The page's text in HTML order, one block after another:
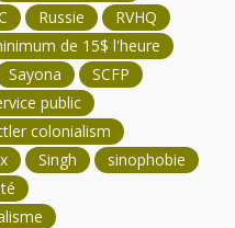
Russie
RVHQ
de 15$ l'heure
Sayona
SCFP
public
colonialism
Singh
sinophobie